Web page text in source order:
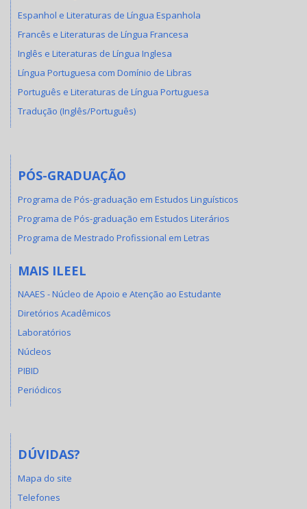
Espanhol e Literaturas de Língua Espanhola
Francês e Literaturas de Língua Francesa
Inglês e Literaturas de Língua Inglesa
Língua Portuguesa com Domínio de Libras
Português e Literaturas de Língua Portuguesa
Tradução (Inglês/Português)
PÓS-GRADUAÇÃO
Programa de Pós-graduação em Estudos Linguísticos
Programa de Pós-graduação em Estudos Literários
Programa de Mestrado Profissional em Letras
MAIS ILEEL
NAAES - Núcleo de Apoio e Atenção ao Estudante
Diretórios Acadêmicos
Laboratórios
Núcleos
PIBID
Periódicos
DÚVIDAS?
Mapa do site
Telefones